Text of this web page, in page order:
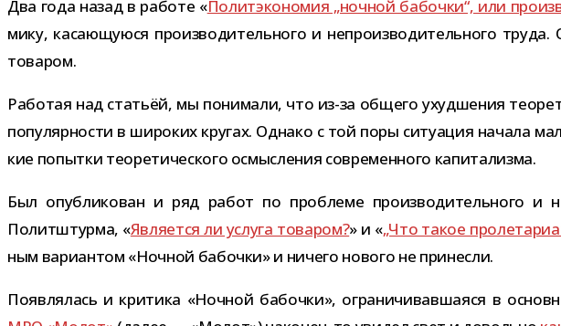
Два года назад в работе «Политэкономия „ноч­ной бабочки“, или
мику, каса­ю­щу­юся про­из­во­ди­тель­ного и непро­из­во­ди­тель­ного
товаром.
Работая над ста­тьёй, мы пони­мали, что из-​за общего ухуд­ше­ния
попу­ляр­но­сти в широ­ких кру­гах. Однако с той поры ситу­а­ция начала
кие попытки тео­ре­ти­че­ского осмыс­ле­ния совре­мен­ного капитализма.
Был опуб­ли­ко­ван и ряд работ по про­блеме про­из­во­ди­тель­ного и
Политштурма, «Является ли услуга това­ром?» и «„Что такое
ным вари­ан­том «Ночной бабочки» и ничего нового не принесли.
Появлялась и кри­тика «Ночной бабочки», огра­ни­чи­вав­ша­яся в